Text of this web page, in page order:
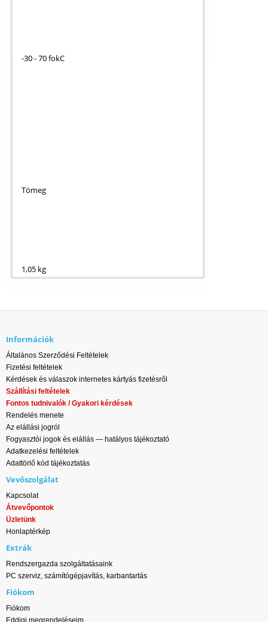
-30 - 70 fokC
Tömeg
1,05 kg
Információk
Általános Szerződési Feltételek
Fizetési feltételek
Kérdések és válaszok internetes kártyás fizetésről
Szállítási feltételek
Fontos tudnivalók / Gyakori kérdések
Rendelés menete
Az elállási jogról
Fogyasztói jogok és elállás — hatályos tájékoztató
Adatkezelési feltételek
Adattörlő kód tájékoztatás
Vevőszolgálat
Kapcsolat
Átvevőpontok
Üzletünk
Honlaptérkép
Extrák
Rendszergazda szolgáltatásaink
PC szerviz, számítógépjavítás, karbantartás
Fiókom
Fiókom
Eddigi megrendeléseim